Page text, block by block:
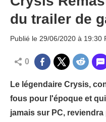
du trailer de
Publié le 29/06/2020 à 19:30
0
Le légendaire Crysis,
fous pour l'époque et
jamais sur PC,